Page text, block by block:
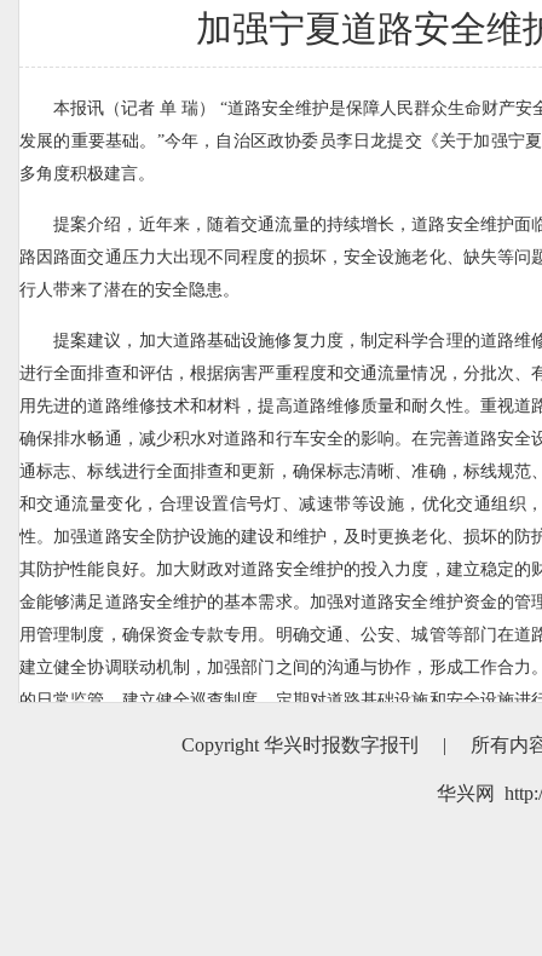
加强宁夏道路安全维
本报讯（记者 单 瑞） “道路安全维护是保障人民群众生命财产安
发展的重要基础。”今年，自治区政协委员李日龙提交《关于加强宁
多角度积极建言。
提案介绍，近年来，随着交通流量的持续增长，道路安全维护面
路因路面交通压力大出现不同程度的损坏，安全设施老化、缺失等问
行人带来了潜在的安全隐患。
提案建议，加大道路基础设施修复力度，制定科学合理的道路维
进行全面排查和评估，根据病害严重程度和交通流量情况，分批次、
用先进的道路维修技术和材料，提高道路维修质量和耐久性。重视道
确保排水畅通，减少积水对道路和行车安全的影响。在完善道路安全
通标志、标线进行全面排查和更新，确保标志清晰、准确，标线规范
和交通流量变化，合理设置信号灯、减速带等设施，优化交通组织
性。加强道路安全防护设施的建设和维护，及时更换老化、损坏的防
其防护性能良好。加大财政对道路安全维护的投入力度，建立稳定的
金能够满足道路安全维护的基本需求。加强对道路安全维护资金的管
用管理制度，确保资金专款专用。明确交通、公安、城管等部门在道
建立健全协调联动机制，加强部门之间的沟通与协作，形成工作合力
的日常监管，建立健全巡查制度，定期对道路基础设施和安全设施进
Copyright 华兴时报数字报刊 | 所有内
华兴网